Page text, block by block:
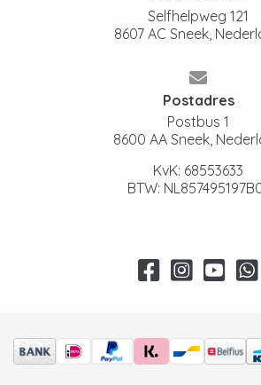
Selfhelpweg 121
8607 AC Sneek,
Postadres
Postbus 1
8600 AA Sneek,
KvK: 68553633
BTW: